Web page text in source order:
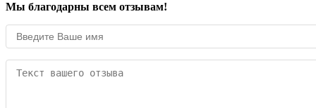
Мы благодарны всем отзывам!